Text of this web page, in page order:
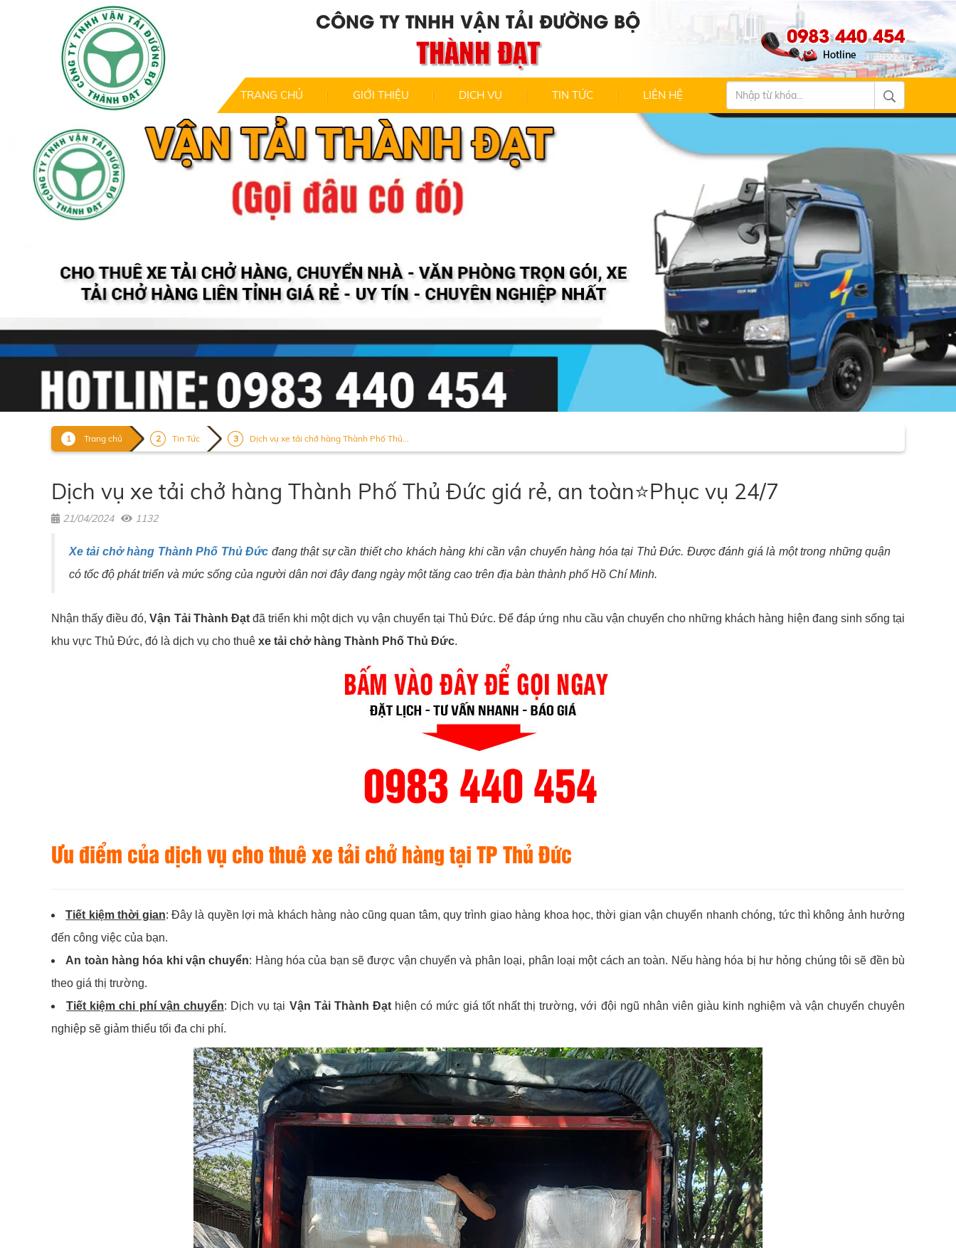
CÔNG TY TNHH VẬN TẢI ĐƯỜNG BỘ
THÀNH ĐẠT 0983 440 454
TRANG CHỦ GIỚI THIỆU DỊCH VỤ TIN TỨC LIÊN HỆ
Trang chủ Tin Tức Dịch vụ xe tải chở hàng Thành Phố Thủ...
Dịch vụ xe tải chở hàng Thành Phố Thủ Đức giá rẻ, an toàn⭐Phục vụ 24/7
21/04/2024 1132
Xe tải chở hàng Thành Phố Thủ Đức đang thật sự cần thiết cho khách hàng khi cần vận chuyển hàng hóa tại Thủ Đức. Được đánh giá là một trong những quận
có tốc độ phát triển và mức sống của người dân nơi đây đang ngày một tăng cao trên địa bàn thành phố Hồ Chí Minh.
Nhận thấy điều đó,Vận Tải Thành Đạtđã triển khi một dịch vụ vận chuyển tại Thủ Đức. Để đáp ứng nhu cầu vận chuyển cho những khách hàng hiện đang sinh sống tại
khu vực Thủ Đức, đó là dịch vụ cho thuê xe tải chở hàng Thành Phố Thủ Đức.
Ưu điểm của dịch vụ cho thuê xe tải chở hàng tại TP Thủ Đức
Tiết kiệm thời gian: Đây là quyền lợi mà khách hàng nào cũng quan tâm, quy trình giao hàng khoa học, thời gian vận chuyển nhanh chóng, tức thì không ảnh hưởng
đến công việc của bạn.
An toàn hàng hóa khi vận chuyển: Hàng hóa của bạn sẽ được vận chuyển và phân loại, phân loại một cách an toàn. Nếu hàng hóa bị hư hỏng chúng tôi sẽ đền bù
theo giá thị trường.
Tiết kiệm chi phí vận chuyển: Dịch vụ tại Vận Tải Thành Đạt hiện có mức giá tốt nhất thị trường, với đội ngũ nhân viên giàu kinh nghiệm và vận chuyển chuyên
nghiệp sẽ giảm thiểu tối đa chi phí.